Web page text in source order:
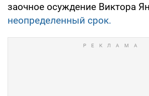
заочное осуждение Виктора
неопределенный срок.